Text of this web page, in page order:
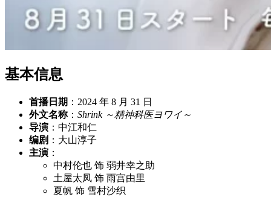
基本信息
首播日期 ：2024 年 8 月 31 日
外文名称： Shrink ～精神科医ヨワイ～
导演 ：中江和仁
编剧 ：大山淳子
主演 ：
中村伦也 饰 弱井幸之助
土屋太凤 饰 雨宫由里
夏帆 饰 雪村沙织